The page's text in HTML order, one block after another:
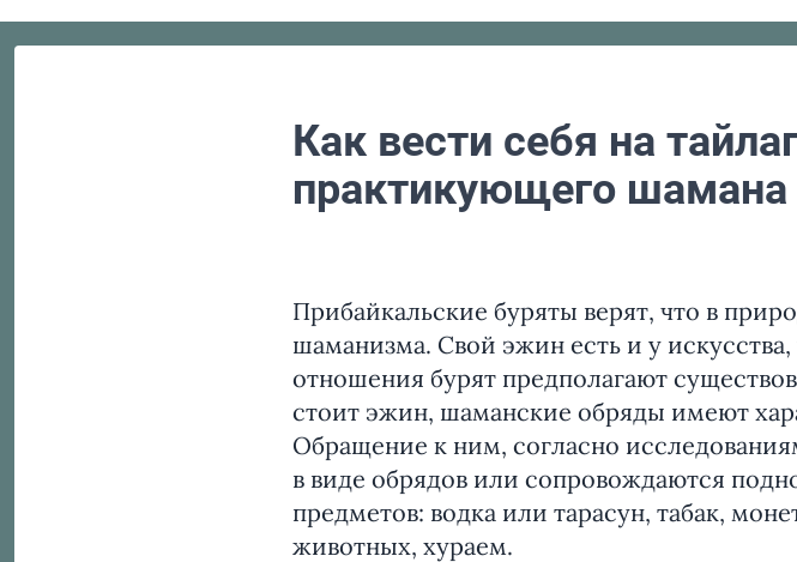
Как вести себя на
практикующего шамана
Прибайкальские буряты верят, что в
шаманизма. Свой эжин есть и у
отношения бурят предполагают
стоит эжин, шаманские обряды имеют
Обращение к ним, согласно
в виде обрядов или сопровождаются
предметов: водка или тарасун, табак,
животных, хураем.